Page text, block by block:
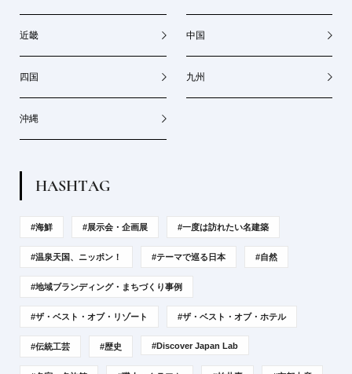
近畿 中国
四国 九州
沖縄
HASHTAG
#海鮮 #展示会・企画展 #一度は訪れたい名建築
#温泉天国、ニッポン！ #テーマで巡る日本 #自然
#地域ブランディング・まちづくり事例
#ザ・ベスト・オブ・リゾート #ザ・ベスト・オブ・ホテル
#伝統工芸 #歴史 #Discover Japan Lab